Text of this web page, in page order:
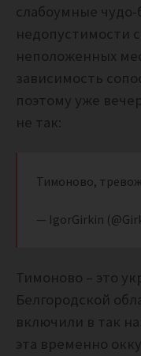
слабоумные
недопустимости
неположенных
зависимость
поэтому уже
не так:
Тимоново,
— IgorGirkin
Тимоново – это
Белгородской
включили в так
эта временно